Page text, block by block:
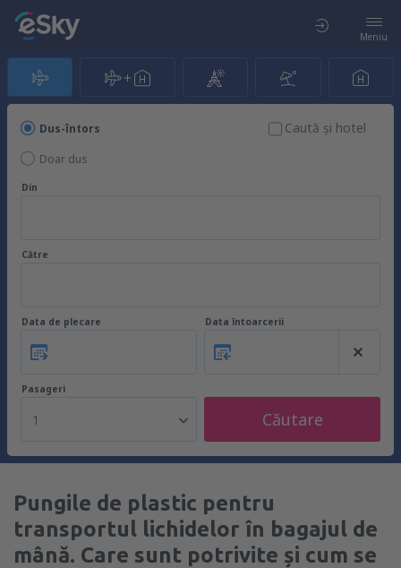
Meniu
Dus-întors
Doar dus
Caută şi hotel
Din
Către
Data de plecare Data întoarcerii
Pasageri
1 Căutare
Pungile de plastic pentru
transportul lichidelor în bagajul de
mână. Care sunt potrivite și cum se